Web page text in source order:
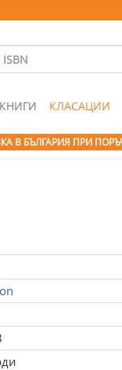
КЛАСАЦИИ
В БЪЛГАРИЯ ПРИ